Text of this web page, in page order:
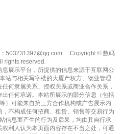
503231397@qq.com Copyright © 数码
rights reserved.
展示平台，所提供的信息来源于互联网公
站与相关写字楼的大厦产权方、物业管理
何隶属关系、授权关系或商业合作关系，
任何承诺。本站所展示的部分信息（包括
）可能来自第三方合作机构或广告展示内
不构成任何招商、租赁、销售等交易行为
信息而产生的行为及后果，均由其自行承
利人认为本页面内容存在不当之处，可通